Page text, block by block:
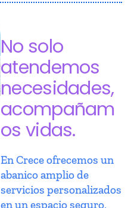
No solo
atendemos
necesidades,
acompañam
os vidas.
En Crece ofrecemos un
abanico amplio de
servicios personalizados
en un espacio seguro,